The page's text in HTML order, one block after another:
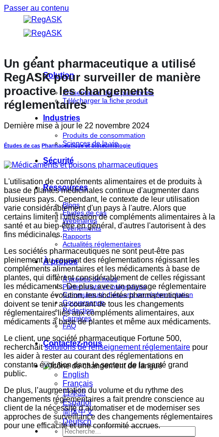
Passer au contenu
Solution
Présentation de la plateforme
Télécharger la fiche produit
Industries
Produits de consommation
Sciences de la vie
Sécurité
Ressources
Blogs
Études de cas
Webinaires
Événements
Rapports
Actualités réglementaires
À propos
À propos de nous
Partenariats et intégrations
Communauté d'experts en réglementation
Gouvernance
Rédaction
Carrières
FAQ
Contactez-nous
English
Français
日本語
Español
简体中文
Deutsch
Un géant pharmaceutique a utilisé
RegASK pour surveiller de manière
proactive les changements
réglementaires
Dernière mise à jour le 22 novembre 2024
Études de cas Pharmaceutique et biotechnologie
L'utilisation de compléments alimentaires et de produits à
base de plantes médicinales continue d'augmenter dans
plusieurs pays. Cependant, le contexte de leur utilisation
varie considérablement d'un pays à l'autre. Alors que
certains limitent l'utilisation de compléments alimentaires à la
santé et au bien-être en général, d'autres l'autorisent à des
fins médicinales.
Les sociétés pharmaceutiques ne sont peut-être pas
pleinement au courant des réglementations régissant les
compléments alimentaires et les médicaments à base de
plantes, qui diffèrent considérablement de celles régissant
les médicaments. De plus, avec un paysage réglementaire
en constante évolution, les sociétés pharmaceutiques
doivent se tenir au courant de tous les changements
réglementaires liés aux compléments alimentaires, aux
médicaments à base de plantes et même aux médicaments.
Le client, une société pharmaceutique Fortune 500,
recherchaitsolutions de renseignement réglementaire pour
les aider à rester au courant des réglementations en
constante évolution dans le secteur de la santé grand
public.
De plus, l’augmentation du volume et du rythme des
changements réglementaires a fait prendre conscience au
client de la nécessité d’automatiser et de moderniser ses
approches de surveillance des changements réglementaires
pour une efficacité et une conformité accrues.